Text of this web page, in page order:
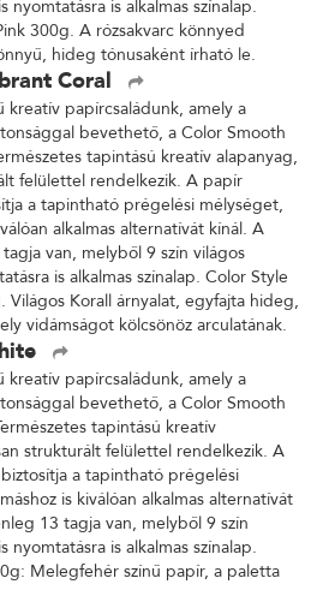
nyomtatásra is alkalmas színalap.
300g. A rózsakvarc könnyed
hideg tónusaként írható le.
Coral
papírcsaládunk, amely a
bevethető, a Color Smooth
tapintású kreatív alapanyag,
felülettel rendelkezik. A papír
a tapintható prégelési mélységet,
alkalmas alternatívát kínál. A
van, melyből 9 szín világos
is alkalmas színalap. Color Style
Világos Korall árnyalat, egyfajta hideg,
vidámságot kölcsönöz arculatának.
papírcsaládunk, amely a
bevethető, a Color Smooth
tapintású kreatív
strukturált felülettel rendelkezik. A
a tapintható prégelési
is kiválóan alkalmas alternatívát
13 tagja van, melyből 9 szín
nyomtatásra is alkalmas színalap.
Melegfehér színű papír, a paletta